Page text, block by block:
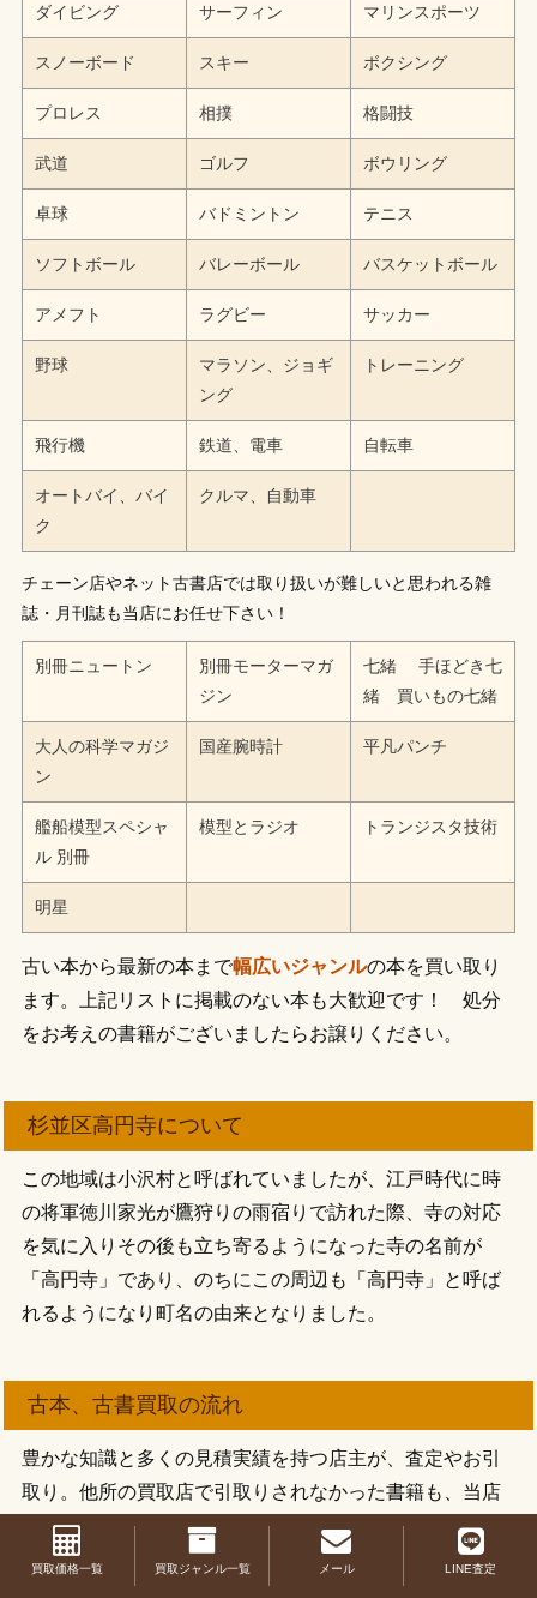
ダイビング サーフィン マリンスポーツ
スノーボード スキー ボクシング
プロレス 相撲 格闘技
武道 ゴルフ ボウリング
卓球 バドミントン テニス
ソフトボール バレーボール バスケットボール
アメフト ラグビー サッカー
野球
マラソン、ジョギ
ング
トレーニング
飛行機 鉄道、電車 自転車
オートバイ、バイ
ク
クルマ、自動車
チェーン店やネット古書店では取り扱いが難しいと思われる雑
誌・月刊誌も当店にお任せ下さい！
別冊ニュートン
別冊モーターマガ
ジン
七緒 手ほどき七
緒 買いもの七緒
大人の科学マガジ
ン
国産腕時計 平凡パンチ
艦船模型スペシャ
ル 別冊
模型とラジオ トランジスタ技術
明星
古い本から最新の本まで幅広いジャンルの本を買い取り
ます。上記リストに掲載のない本も大歓迎です！ 処分
をお考えの書籍がございましたらお譲りください。
杉並区高円寺について
この地域は小沢村と呼ばれていましたが、江戸時代に時
の将軍徳川家光が鷹狩りの雨宿りで訪れた際、寺の対応
を気に入りその後も立ち寄るようになった寺の名前が
「高円寺」であり、のちにこの周辺も「高円寺」と呼ば
れるようになり町名の由来となりました。
古本、古書買取の流れ
豊かな知識と多くの見積実績を持つ店主が、査定やお引
取り。他所の買取店で引取りされなかった書籍も、当店
だったらお値段をお付けできる場合もございますので、
是非お問い合わせ下さい。
買取価格一覧 買取ジャンル一覧 メール LINE査定